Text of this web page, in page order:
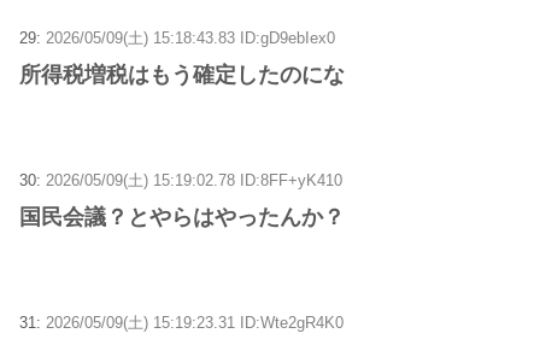
29: 2026/05/09(土) 15:18:43.83 ID:gD9ebIex0
所得税増税はもう確定したのにな
30: 2026/05/09(土) 15:19:02.78 ID:8FF+yK410
国民会議？とやらはやったんか？
31: 2026/05/09(土) 15:19:23.31 ID:Wte2gR4K0